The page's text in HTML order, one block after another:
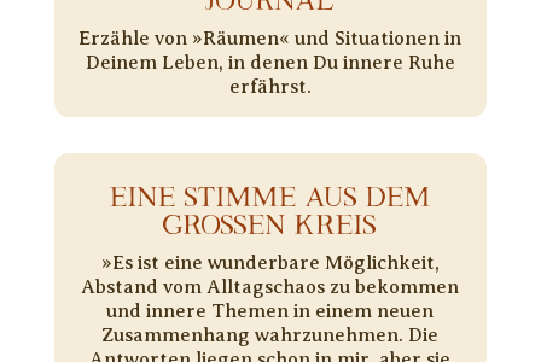
Erzähle von »Räumen« und Situationen in
Deinem Leben, in denen Du innere Ruhe
erfährst.
EINE STIMME AUS DEM
GROSSEN KREIS
»Es ist eine wunderbare Möglichkeit,
Abstand vom Alltagschaos zu bekommen
und innere Themen in einem neuen
Zusammenhang wahrzunehmen. Die